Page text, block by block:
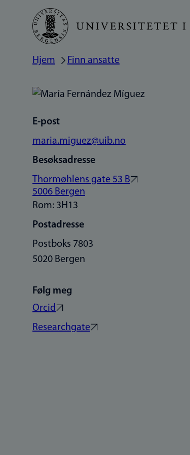
Hopp
hovedinnhold
Navigasjonssti
Hjem Finn ansatte
E-post
maria.miguez@uib.no
Besøksadresse
Thormøhlens gate 53 B
5006 Bergen
Rom: 3H13
Postadresse
Postboks 7803
5020 Bergen
Følg meg
Orcid
Researchgate